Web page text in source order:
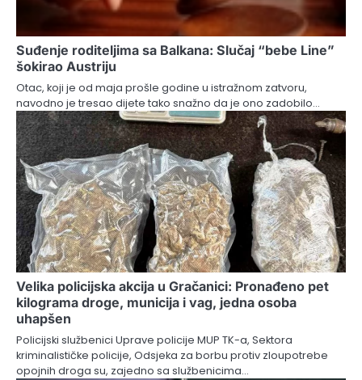
Suđenje roditeljima sa Balkana: Slučaj “bebe Line”
šokirao Austriju
Otac, koji je od maja prošle godine u istražnom zatvoru,
navodno je tresao dijete tako snažno da je ono zadobilo…
Velika policijska akcija u Gračanici: Pronađeno pet
kilograma droge, municija i vag, jedna osoba
uhapšen
Policijski službenici Uprave policije MUP TK-a, Sektora
kriminalističke policije, Odsjeka za borbu protiv zloupotrebe
opojnih droga su, zajedno sa službenicima…